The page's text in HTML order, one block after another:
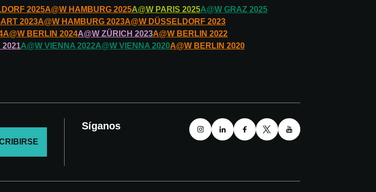
2025A@W HAMBURG 2025A@W PARIS 2025A@W GRAZ 2025
2023A@W HAMBURG 2023A@W DÜSSELDORF 2023
A@W BERLIN 2024A@W ZÜRICH 2023A@W BERLIN 2022
2021A@W VIENNA 2022A@W VIENNA 2020A@W BERLIN 2020
Síganos